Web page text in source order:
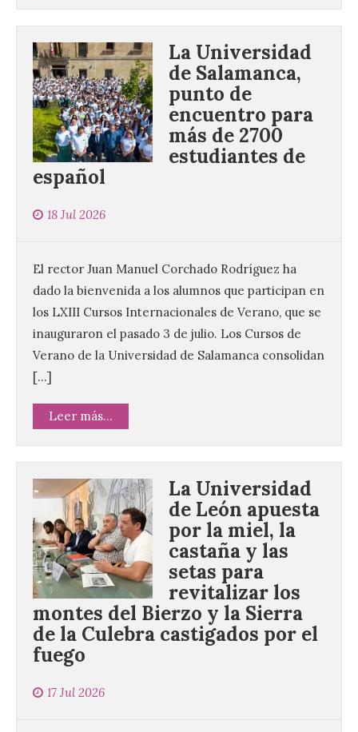
La Universidad
de Salamanca,
punto de
encuentro para
más de 2700
estudiantes de
español
18 Jul 2026
El rector Juan Manuel Corchado Rodríguez ha
dado la bienvenida a los alumnos que participan en
los LXIII Cursos Internacionales de Verano, que se
inauguraron el pasado 3 de julio. Los Cursos de
Verano de la Universidad de Salamanca consolidan
[…]
Leer más...
La Universidad
de León apuesta
por la miel, la
castaña y las
setas para
revitalizar los
montes del Bierzo y la Sierra
de la Culebra castigados por el
fuego
17 Jul 2026